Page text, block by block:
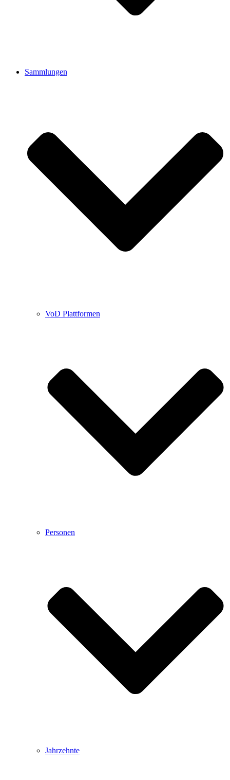
Sammlungen
VoD Plattformen
Personen
Jahrzehnte